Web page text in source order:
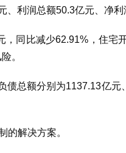
利润总额50.3亿元、净利
同比减少62.91%，住宅
。
总额分别为1137.13亿元
的解决方案。